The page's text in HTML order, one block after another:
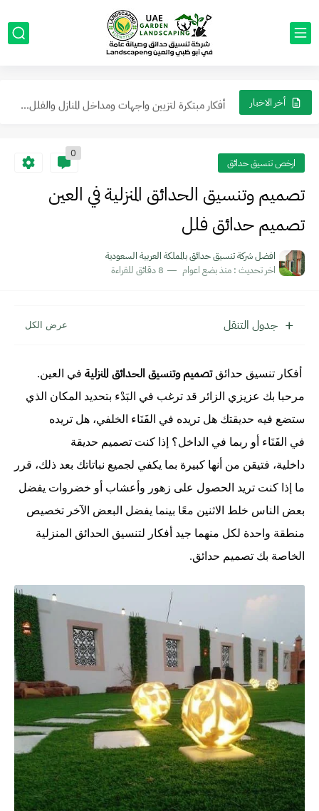
أخر الاخبار
حول حديقتك إلى واحة ملكية أرقى تصاميم الحدائق العصرية في...
ارخص تنسيق حدائق
0
تصميم وتنسيق الحدائق المنزلية في العين
تصميم حدائق فلل
افضل شركة تنسيق حدائق بالمملكة العربية السعودية
اخر تحديث : منذ بضع اعوام 8 دقائق للقراءة
جدول التنقل
أفكار تنسيق حدائقتصميم وتنسيق الحدائق المنزلية في العين.
مرحبا بك عزيزي الزائر قد ترغب في البَدْء بتحديد المكان الذي
ستضع فيه حديقتك هل تريده في الفَنَاء الخلفي، هل تريده
في الفَنَاء أو ربما في الداخل؟ إذا كنت تصميم حديقة
داخلية، فتيقن من أنها كبيرة بما يكفي لجميع نباتاتك بعد ذلك، قرر
ما إذا كنت تريد الحصول على زهور وأعشاب أو خضروات يفضل
بعض الناس خلط الاثنين معًا بينما يفضل البعض الآخر تخصيص
منطقة واحدة لكل منهما جيد أفكار لتنسيق الحدائق المنزلية
الخاصة بك تصميم حدائق.